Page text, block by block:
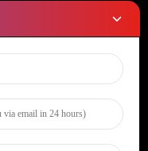
Shenzhen, Chine
informations sur les